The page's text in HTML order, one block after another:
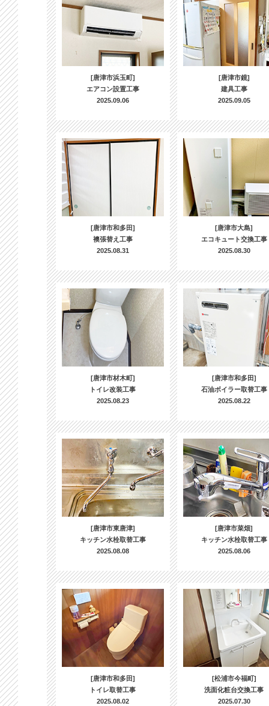
[唐津市浜玉町]
エアコン設置工事
2025.09.06
[唐津市鏡]
建具工事
2025.09.05
[唐津市和多田]
襖張替え工事
2025.08.31
[唐津市大島]
エコキュート交換工事
2025.08.30
[唐津市材木町]
トイレ改装工事
2025.08.23
[唐津市和多田]
石油ボイラー取替工事
2025.08.22
[唐津市東唐津]
キッチン水栓取替工事
2025.08.08
[唐津市菜畑]
キッチン水栓取替工事
2025.08.06
[唐津市和多田]
トイレ取替工事
2025.08.02
[松浦市今福町]
洗面化粧台交換工事
2025.07.30